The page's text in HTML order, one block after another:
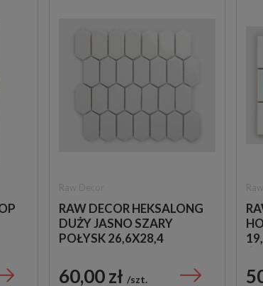
RAW DECOR HEKSALONG
DUŻY JASNO SZARY
POŁYSK 26,6X28,4
60,00 zł szt.